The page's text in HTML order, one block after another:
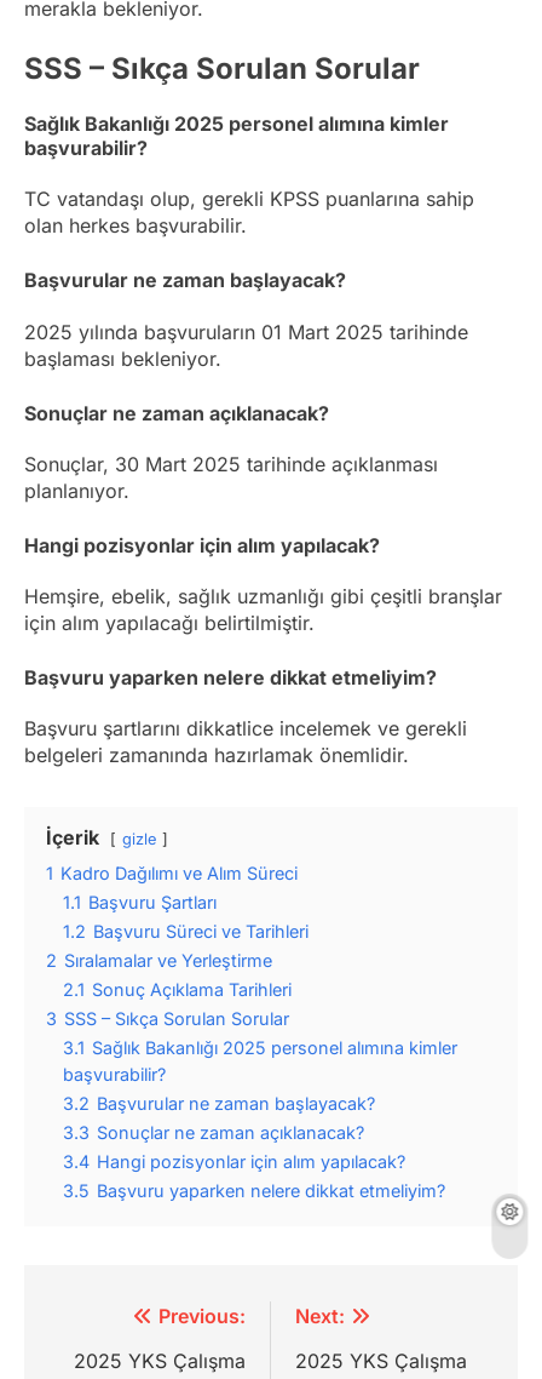
merakla bekleniyor.
SSS – Sıkça Sorulan Sorular
Sağlık Bakanlığı 2025 personel alımına kimler
başvurabilir?
TC vatandaşı olup, gerekli KPSS puanlarına sahip
olan herkes başvurabilir.
Başvurular ne zaman başlayacak?
2025 yılında başvuruların 01 Mart 2025 tarihinde
başlaması bekleniyor.
Sonuçlar ne zaman açıklanacak?
Sonuçlar, 30 Mart 2025 tarihinde açıklanması
planlanıyor.
Hangi pozisyonlar için alım yapılacak?
Hemşire, ebelik, sağlık uzmanlığı gibi çeşitli branşlar
için alım yapılacağı belirtilmiştir.
Başvuru yaparken nelere dikkat etmeliyim?
Başvuru şartlarını dikkatlice incelemek ve gerekli
belgeleri zamanında hazırlamak önemlidir.
İçerik gizle
1 Kadro Dağılımı ve Alım Süreci
1.1 Başvuru Şartları
1.2 Başvuru Süreci ve Tarihleri
2 Sıralamalar ve Yerleştirme
2.1 Sonuç Açıklama Tarihleri
3 SSS – Sıkça Sorulan Sorular
3.1 Sağlık Bakanlığı 2025 personel alımına kimler
başvurabilir?
3.2 Başvurular ne zaman başlayacak?
3.3 Sonuçlar ne zaman açıklanacak?
3.4 Hangi pozisyonlar için alım yapılacak?
3.5 Başvuru yaparken nelere dikkat etmeliyim?
gezinmesi
Previous:
2025 YKS Çalışma
Next:
2025 YKS Çalışma